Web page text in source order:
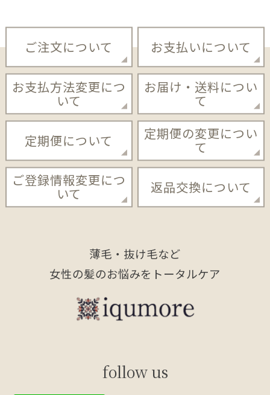
ご注文について お支払いについて
お支払方法変更につ
いて
お届け・送料につい
て
定期便について 定期便の変更につい
て
ご登録情報変更につ
いて 返品交換について
薄毛・抜け毛など
女性の髪のお悩みをトータルケア
follow us